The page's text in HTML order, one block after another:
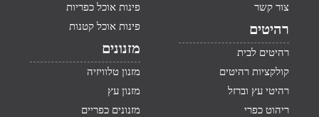
צור קשר
רהיטים
רהיטים לבית
קולקציות רהיטים
רהיטי עץ וברזל
ריהוט כפרי
פינות אוכל כפריות
פינות אוכל קטנות
מזנונים
מזנון טלוויזיה
מזנון עץ
מזנונים כפריים